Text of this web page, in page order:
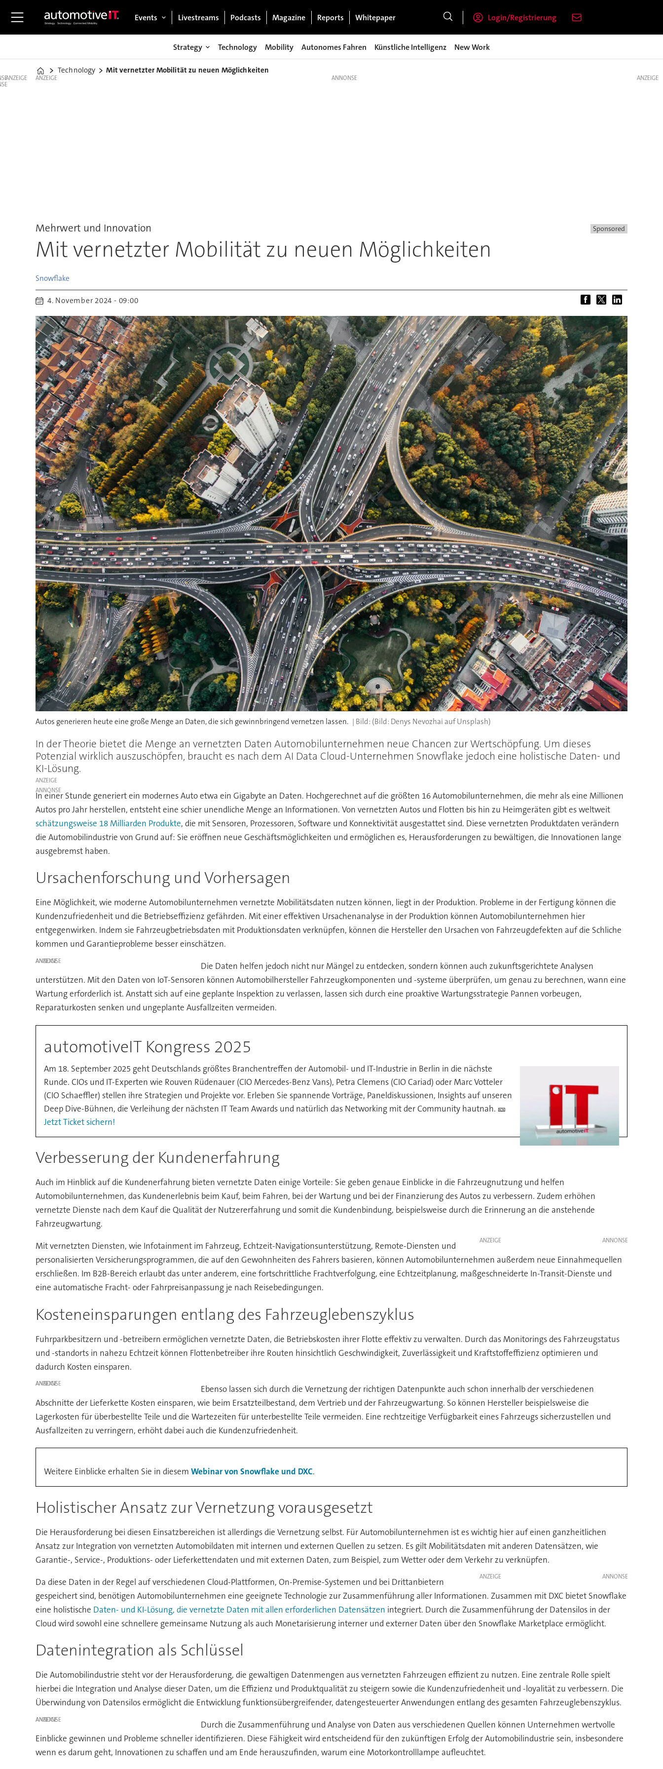
Events Livestreams Podcasts Magazine Reports Whitepaper Login/Registrierung
Strategy Technology Mobility Autonomes Fahren Künstliche Intelligenz New Work
Home
Technology Mit vernetzter Mobilität zu neuen Möglichkeiten
ANZEIGE ANZEIGE
Mehrwert und Innovation Sponsored
Mit vernetzter Mobilität zu neuen Möglichkeiten
Snowflake
4. November 2024 - 09:00
Autos generieren heute eine große Menge an Daten, die sich gewinnbringend vernetzen lassen. (Bild: Denys Nevozhai auf Unsplash)
In der Theorie bietet die Menge an vernetzten Daten Automobilunternehmen neue Chancen zur Wertschöpfung. Um dieses
Potenzial wirklich auszuschöpfen, braucht es nach dem AI Data Cloud-Unternehmen Snowflake jedoch eine holistische Daten- und
KI-Lösung.
ANZEIGE
In einer Stunde generiert ein modernes Auto etwa ein Gigabyte an Daten. Hochgerechnet auf die größten 16 Automobilunternehmen, die mehr als eine Millionen
Autos pro Jahr herstellen, entsteht eine schier unendliche Menge an Informationen. Von vernetzten Autos und Flotten bis hin zu Heimgeräten gibt es weltweit
schätzungsweise 18 Milliarden Produkte, die mit Sensoren, Prozessoren, Software und Konnektivität ausgestattet sind. Diese vernetzten Produktdaten verändern
die Automobilindustrie von Grund auf: Sie eröffnen neue Geschäftsmöglichkeiten und ermöglichen es, Herausforderungen zu bewältigen, die Innovationen lange
ausgebremst haben.
Ursachenforschung und Vorhersagen
Eine Möglichkeit, wie moderne Automobilunternehmen vernetzte Mobilitätsdaten nutzen können, liegt in der Produktion. Probleme in der Fertigung können die
Kundenzufriedenheit und die Betriebseffizienz gefährden. Mit einer effektiven Ursachenanalyse in der Produktion können Automobilunternehmen hier
entgegenwirken. Indem sie Fahrzeugbetriebsdaten mit Produktionsdaten verknüpfen, können die Hersteller den Ursachen von Fahrzeugdefekten auf die Schliche
kommen und Garantieprobleme besser einschätzen.
ANZEIGE
Die Daten helfen jedoch nicht nur Mängel zu entdecken, sondern können auch zukunftsgerichtete Analysen
unterstützen. Mit den Daten von IoT-Sensoren können Automobilhersteller Fahrzeugkomponenten und -systeme überprüfen, um genau zu berechnen, wann eine
Wartung erforderlich ist. Anstatt sich auf eine geplante Inspektion zu verlassen, lassen sich durch eine proaktive Wartungsstrategie Pannen vorbeugen,
Reparaturkosten senken und ungeplante Ausfallzeiten vermeiden.
automotiveIT Kongress 2025
Am 18. September 2025 geht Deutschlands größtes Branchentreffen der Automobil- und IT-Industrie in Berlin in die nächste
Runde. CIOs und IT-Experten wie Rouven Rüdenauer (CIO Mercedes-Benz Vans), Petra Clemens (CIO Cariad) oder Marc Votteler
(CIO Schaeffler) stellen ihre Strategien und Projekte vor. Erleben Sie spannende Vorträge, Paneldiskussionen, Insights auf unseren
Deep Dive-Bühnen, die Verleihung der nächsten IT Team Awards und natürlich das Networking mit der Community hautnah. 🎫
Jetzt Ticket sichern!
Verbesserung der Kundenerfahrung
Auch im Hinblick auf die Kundenerfahrung bieten vernetzte Daten einige Vorteile: Sie geben genaue Einblicke in die Fahrzeugnutzung und helfen
Automobilunternehmen, das Kundenerlebnis beim Kauf, beim Fahren, bei der Wartung und bei der Finanzierung des Autos zu verbessern. Zudem erhöhen
vernetzte Dienste nach dem Kauf die Qualität der Nutzererfahrung und somit die Kundenbindung, beispielsweise durch die Erinnerung an die anstehende
Fahrzeugwartung.
ANZEIGE
Mit vernetzten Diensten, wie Infotainment im Fahrzeug, Echtzeit-Navigationsunterstützung, Remote-Diensten und
personalisierten Versicherungsprogrammen, die auf den Gewohnheiten des Fahrers basieren, können Automobilunternehmen außerdem neue Einnahmequellen
erschließen. Im B2B-Bereich erlaubt das unter anderem, eine fortschrittliche Frachtverfolgung, eine Echtzeitplanung, maßgeschneiderte In-Transit-Dienste und
eine automatische Fracht- oder Fahrpreisanpassung je nach Reisebedingungen.
Kosteneinsparungen entlang des Fahrzeuglebenszyklus
Fuhrparkbesitzern und -betreibern ermöglichen vernetzte Daten, die Betriebskosten ihrer Flotte effektiv zu verwalten. Durch das Monitorings des Fahrzeugstatus
und -standorts in nahezu Echtzeit können Flottenbetreiber ihre Routen hinsichtlich Geschwindigkeit, Zuverlässigkeit und Kraftstoffeffizienz optimieren und
dadurch Kosten einsparen.
ANZEIGE
Ebenso lassen sich durch die Vernetzung der richtigen Datenpunkte auch schon innerhalb der verschiedenen
Abschnitte der Lieferkette Kosten einsparen, wie beim Ersatzteilbestand, dem Vertrieb und der Fahrzeugwartung. So können Hersteller beispielsweise die
Lagerkosten für überbestellte Teile und die Wartezeiten für unterbestellte Teile vermeiden. Eine rechtzeitige Verfügbarkeit eines Fahrzeugs sicherzustellen und
Ausfallzeiten zu verringern, erhöht dabei auch die Kundenzufriedenheit.
Weitere Einblicke erhalten Sie in diesem Webinar von Snowflake und DXC.
Holistischer Ansatz zur Vernetzung vorausgesetzt
Die Herausforderung bei diesen Einsatzbereichen ist allerdings die Vernetzung selbst. Für Automobilunternehmen ist es wichtig hier auf einen ganzheitlichen
Ansatz zur Integration von vernetzten Automobildaten mit internen und externen Quellen zu setzen. Es gilt Mobilitätsdaten mit anderen Datensätzen, wie
Garantie-, Service-, Produktions- oder Lieferkettendaten und mit externen Daten, zum Beispiel, zum Wetter oder dem Verkehr zu verknüpfen.
ANZEIGE
Da diese Daten in der Regel auf verschiedenen Cloud-Plattformen, On-Premise-Systemen und bei Drittanbietern
gespeichert sind, benötigen Automobilunternehmen eine geeignete Technologie zur Zusammenführung aller Informationen. Zusammen mit DXC bietet Snowflake
eine holistische Daten- und KI-Lösung, die vernetzte Daten mit allen erforderlichen Datensätzen integriert. Durch die Zusammenführung der Datensilos in der
Cloud wird sowohl eine schnellere gemeinsame Nutzung als auch Monetarisierung interner und externer Daten über den Snowflake Marketplace ermöglicht.
Datenintegration als Schlüssel
Die Automobilindustrie steht vor der Herausforderung, die gewaltigen Datenmengen aus vernetzten Fahrzeugen effizient zu nutzen. Eine zentrale Rolle spielt
hierbei die Integration und Analyse dieser Daten, um die Effizienz und Produktqualität zu steigern sowie die Kundenzufriedenheit und -loyalität zu verbessern. Die
Überwindung von Datensilos ermöglicht die Entwicklung funktionsübergreifender, datengesteuerter Anwendungen entlang des gesamten Fahrzeuglebenszyklus.
ANZEIGE
Durch die Zusammenführung und Analyse von Daten aus verschiedenen Quellen können Unternehmen wertvolle
Einblicke gewinnen und Probleme schneller identifizieren. Diese Fähigkeit wird entscheidend für den zukünftigen Erfolg der Automobilindustrie sein, insbesondere
wenn es darum geht, Innovationen zu schaffen und am Ende herauszufinden, warum eine Motorkontrolllampe aufleuchtet.
ANZEIGE